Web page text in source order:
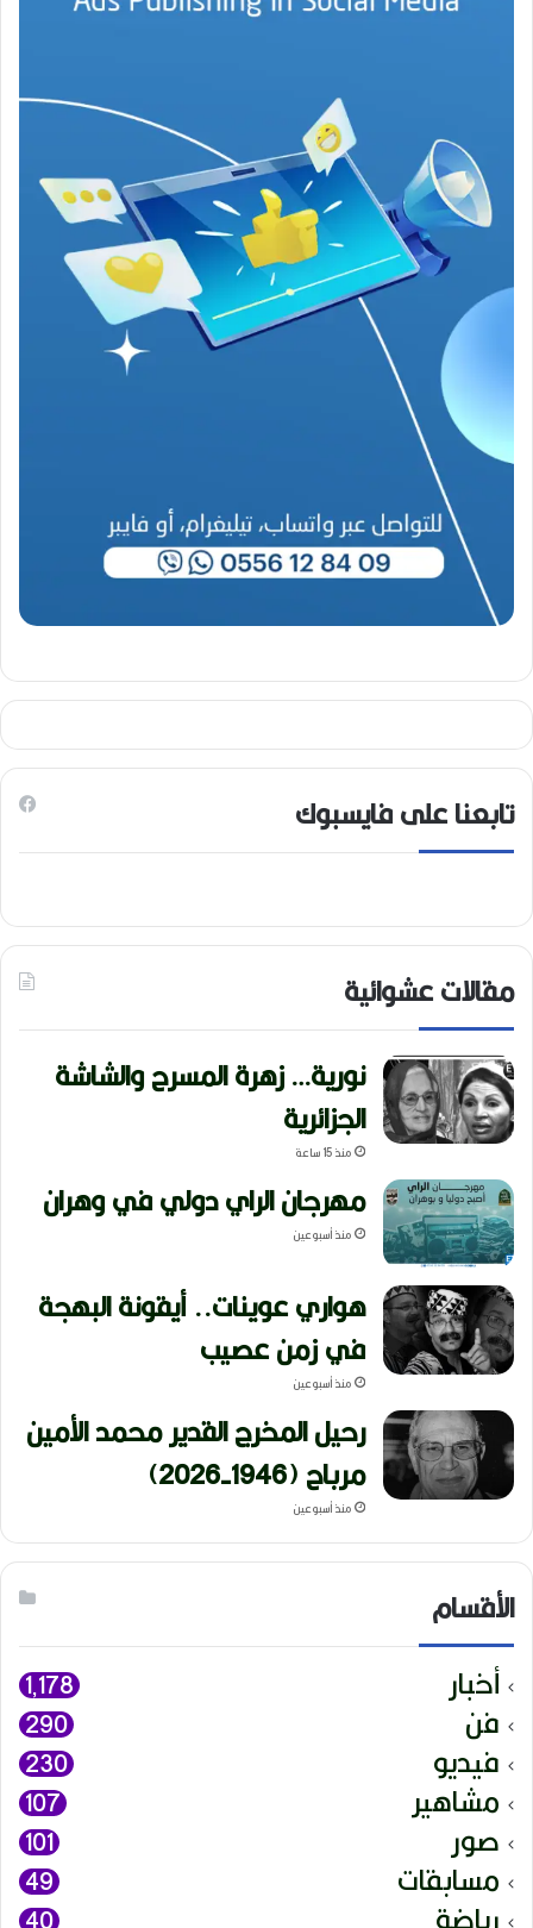
تابعنا على فايسبوك
مقالات عشوائية
نورية… زهرة المسرح والشاشة
الجزائرية
منذ 15 ساعة
مهرجان الراي دولي في وهران
منذ أسبوعين
هواري عوينات.. أيقونة البهجة
في زمن عصيب
منذ أسبوعين
رحيل المخرج القدير محمد الأمين
مرباح (1946-2026)
منذ أسبوعين
الأقسام
أخبار 1٬178
فن 290
فيديو 230
مشاهير 107
صور 101
مسابقات 49